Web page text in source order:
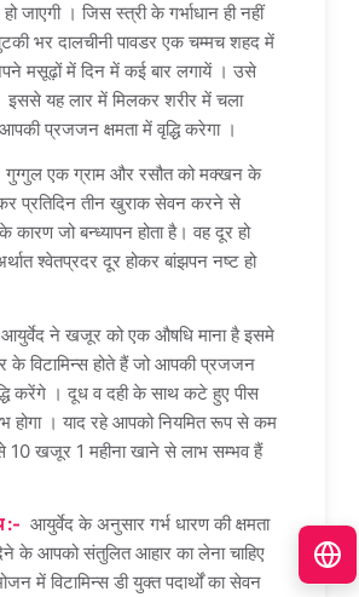
जाएगी । जिस स्त्री के गर्भाधान ही नहीं
भर दालचीनी पावडर एक चम्मच शहद में
मसूढ़ों में दिन में कई बार लगायें । उसे
यह लार में मिलकर शरीर में चला
प्रजजन क्षमता में वृद्धि करेगा ।
गुग्गुल एक ग्राम और रसौत को मक्खन के
प्रतिदिन तीन खुराक सेवन करने से
कारण जो बन्ध्यापन होता है। वह दूर हो
श्वेतप्रदर दूर होकर बांझपन नष्ट हो
आयुर्वेद ने खजूर को एक औषधि माना है इसमे
के विटामिन्स होते हैं जो आपकी प्रजजन
करेंगे । दूध व दही के साथ कटे हुए पीस
होगा । याद रहे आपको नियमित रूप से कम
खजूर 1 महीना खाने से लाभ सम्भव हैं
:- आयुर्वेद के अनुसार गर्भ धारण की क्षमता
के आपको संतुलित आहार का लेना चाहिए
में विटामिन्स डी युक्त पदार्थों का सेवन